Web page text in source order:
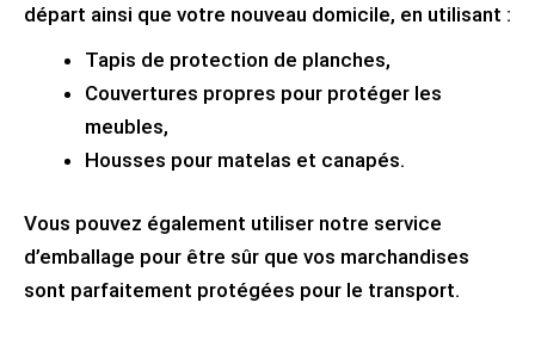
départ ainsi que votre nouveau domicile, en utilisant :
Tapis de protection de planches,
Couvertures propres pour protéger les
meubles,
Housses pour matelas et canapés.
Vous pouvez également utiliser notre service
d’emballage pour être sûr que vos marchandises
sont parfaitement protégées pour le transport.